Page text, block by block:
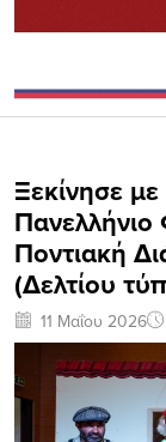
Ξεκίνησε
Ποντιακή
(Δελτίου
11 Μαΐου 2026